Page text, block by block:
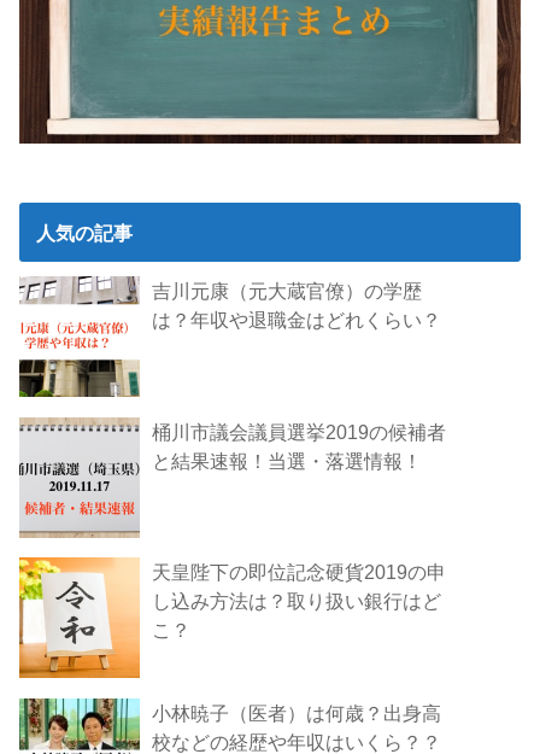
人気の記事
吉川元康（元大蔵官僚）の学歴
は？年収や退職金はどれくらい？
桶川市議会議員選挙2019の候補者
と結果速報！当選・落選情報！
天皇陛下の即位記念硬貨2019の申
し込み方法は？取り扱い銀行はど
こ？
小林暁子（医者）は何歳？出身高
校などの経歴や年収はいくら？？